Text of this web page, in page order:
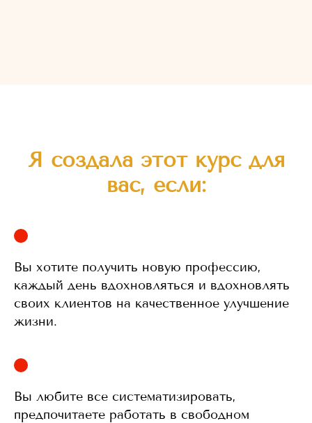
Я создала этот курс для
вас, если:
Вы хотите получить новую профессию,
каждый день вдохновляться и вдохновлять
своих клиентов на качественное улучшение
жизни.
Вы любите все систематизировать,
предпочитаете работать в свободном